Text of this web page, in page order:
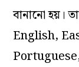
বানানো হয়।
English,